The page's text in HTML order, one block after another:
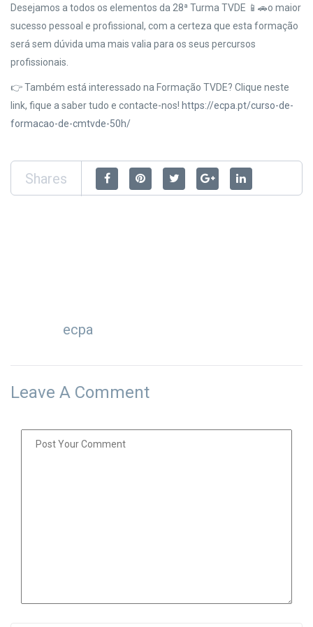
Desejamos a todos os elementos da 28ª Turma TVDE 📱⁠🚗o maior
sucesso pessoal e profissional, com a certeza que esta formação
será sem dúvida uma mais valia para os seus percursos
profissionais.
👉 Também está interessado na Formação TVDE? Clique neste
link, fique a saber tudo e contacte-nos! https://ecpa.pt/curso-de-
formacao-de-cmtvde-50h/
Shares
ecpa
Leave A Comment